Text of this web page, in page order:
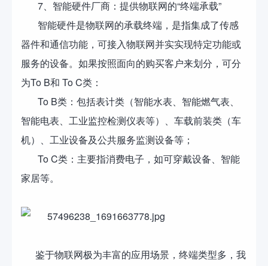
7、智能硬件厂商：提供物联网的“终端承载”
智能硬件是物联网的承载终端，是指集成了传感
器件和通信功能，可接入物联网并实实现特定功能或
服务的设备。如果按照面向的购买客户来划分，可分
为To B和 To C类：
To B类：包括表计类（智能水表、智能燃气表、
智能电表、工业监控检测仪表等）、车载前装类（车
机）、工业设备及公共服务监测设备等；
To C类：主要指消费电子，如可穿戴设备、智能
家居等。
鉴于物联网极为丰富的应用场景，终端类型多，我